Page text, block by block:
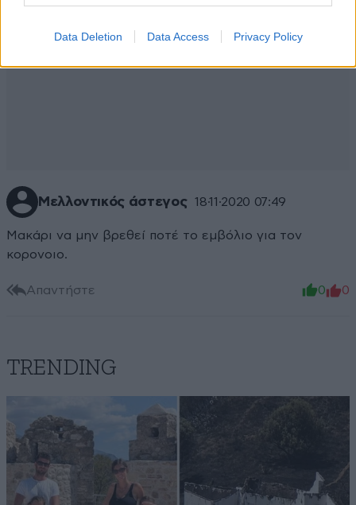
Data Deletion Data Access Privacy Policy
Μελλοντικός άστεγος 18·11·2020 07:49
Μακάρι να μην βρεθεί ποτέ το εμβόλιο για τον
κορονοιο.
Απαντήστε 0 0
TRENDING